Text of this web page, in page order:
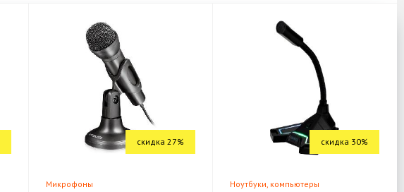
скидка 27%
Микрофоны
скидка 30%
Ноутбуки, компьютеры